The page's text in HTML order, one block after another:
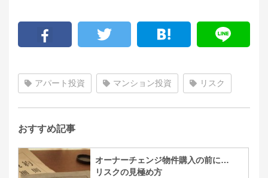
アパート投資 マンション投資 リスク
おすすめ記事
オーナーチェンジ物件購入の前に…
リスクの見極め方